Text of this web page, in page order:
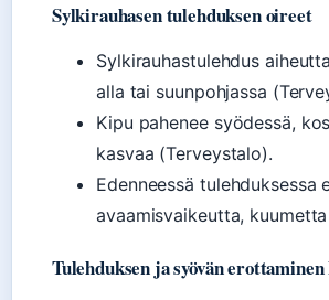
Sylkirauhasen tulehduksen oireet
Sylkirauhastulehdus
alla tai suunpohjassa
Kipu pahenee syödessä,
kasvaa (Terveystalo).
Edenneessä
avaamisvaikeutta,
Tulehduksen ja syövän